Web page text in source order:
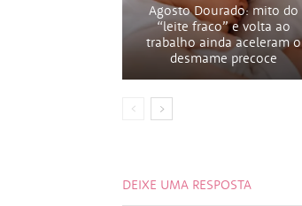
Agosto Dourado: mito do
“leite fraco” e volta ao
trabalho ainda aceleram o
desmame precoce
DEIXE UMA RESPOSTA